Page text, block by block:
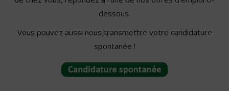
dessous.
Vous pouvez aussi nous transmettre votre candidature
spontanée !